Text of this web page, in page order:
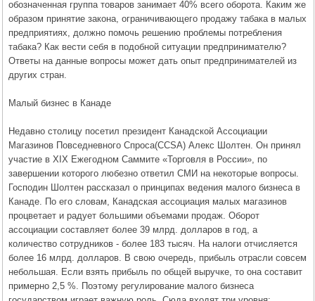
обозначенная группа товаров занимает 40% всего оборота. Каким же
образом принятие закона, ограничивающего продажу табака в малых
предприятиях, должно помочь решению проблемы потребления
табака? Как вести себя в подобной ситуации предпринимателю?
Ответы на данные вопросы может дать опыт предпринимателей из
других стран.
Малый бизнес в Канаде
Недавно столицу посетил президент Канадской Ассоциации
Магазинов Повседневного Спроса(CCSA) Алекс Шолтен. Он принял
участие в ХIX Ежегодном Саммите «Торговля в России», по
завершении которого любезно ответил СМИ на некоторые вопросы.
Господин Шолтен рассказал о принципах ведения малого бизнеса в
Канаде. По его словам, Канадская ассоциация малых магазинов
процветает и радует большими объемами продаж. Оборот
ассоциации составляет более 39 млрд. долларов в год, а
количество сотрудников - более 183 тысяч. На налоги отчисляется
более 16 млрд. долларов. В свою очередь, прибыль отрасли совсем
небольшая. Если взять прибыль по общей выручке, то она составит
примерно 2,5 %. Поэтому регулирование малого бизнеса